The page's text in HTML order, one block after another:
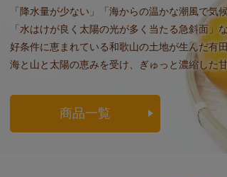
「降水量が少ない」「海からの温かな潮風で気
「水はけが良く太陽の光が多く当たる急斜面」
好条件に恵まれている和歌山の土地が生んだ有
海と山と太陽の恵みを受け、ぎゅっと濃縮した
商品一覧